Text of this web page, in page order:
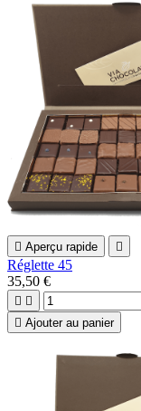
 Aperçu rapide 
Réglette 45
35,50 €
 
 Ajouter au panier